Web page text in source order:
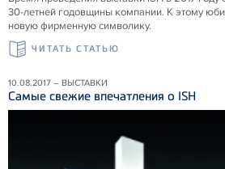
30-летней годовщины компании. К этому
новую фирменную символику.
ЧИТАТЬ СТАТЬЮ
10.08.2017 – ВЫСТАВКИ
Самые свежие впечатления о ISH